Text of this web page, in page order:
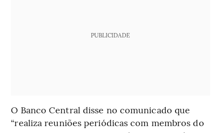
PUBLICIDADE
O Banco Central disse no comunicado que
“realiza reuniões periódicas com membros do